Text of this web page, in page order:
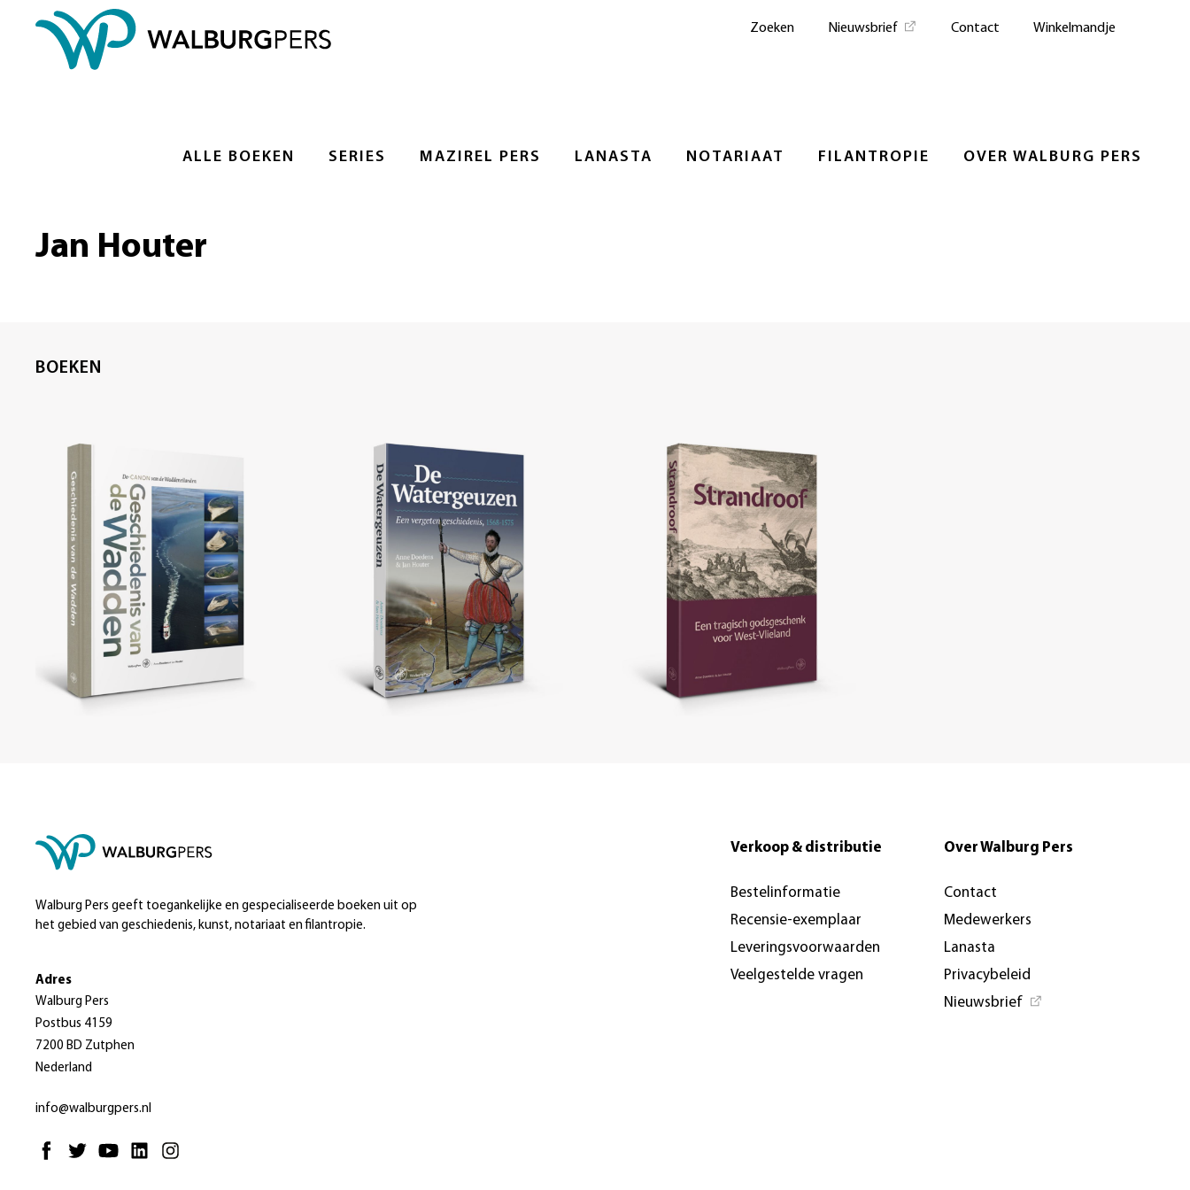
ALLE BOEKEN SERIES MAZIREL PERS LANASTA NOTARIAAT FILANTROPIE OVER WALBURG PERS
Zoeken Nieuwsbrief Contact Winkelmandje
Jan Houter
BOEKEN
Walburg Pers geeft toegankelijke en gespecialiseerde boeken uit op
het gebied van geschiedenis, kunst, notariaat en filantropie.
Adres
Walburg Pers
Postbus 4159
7200 BD Zutphen
Nederland
info@walburgpers.nl
Verkoop & distributie
Bestelinformatie
Recensie-exemplaar
Leveringsvoorwaarden
Veelgestelde vragen
Over Walburg Pers
Contact
Medewerkers
Lanasta
Privacybeleid
Nieuwsbrief